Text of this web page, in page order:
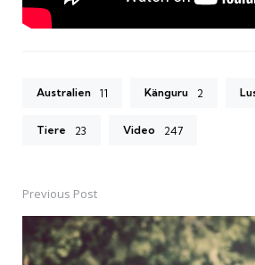
Australien 11 Känguru 2
Tiere 23 Video 247
Post
navigation
Previous Post